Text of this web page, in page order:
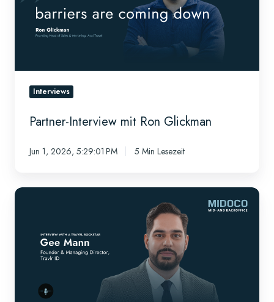
Interviews
Partner-Interview mit Ron Glickman
Jun 1, 2026, 5:29:01 PM 5 Min Lesezeit
Interview
Travel-
Rockstar